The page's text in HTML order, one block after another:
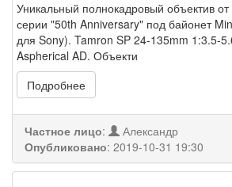
Уникальный полнокадровый объектив
серии "50th Anniversary" под байонет
для Sony). Tamron SP 24-135mm 1:3.5-
Aspherical AD. Объекти
Подробнее
Частное лицо:
Александр
Опубликовано: 2019-10-31 19:30